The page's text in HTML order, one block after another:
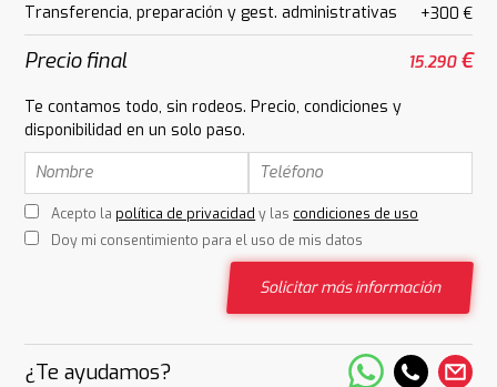
Transferencia, preparación y gest. administrativas
+300 €
Precio final 15.290€
Te contamos todo, sin rodeos. Precio, condiciones y
disponibilidad en un solo paso.
Acepto la política de privacidad y las condiciones de uso
Doy mi consentimiento para el uso de mis datos
Solicitar más información
¿Te ayudamos?